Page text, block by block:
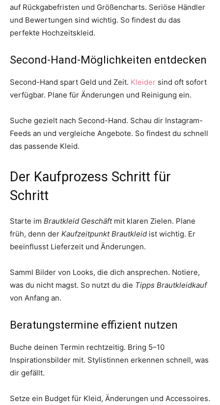
auf Rückgabefristen und Größencharts. Seriöse Händler
und Bewertungen sind wichtig. So findest du das
perfekte Hochzeitskleid.
Second-Hand-Möglichkeiten entdecken
Second-Hand spart Geld und Zeit. Kleider sind oft sofort
verfügbar. Plane für Änderungen und Reinigung ein.
Suche gezielt nach Second-Hand. Schau dir Instagram-
Feeds an und vergleiche Angebote. So findest du schnell
das passende Kleid.
Der Kaufprozess Schritt für
Schritt
Starte im Brautkleid Geschäftmit klaren Zielen. Plane
früh, denn der Kaufzeitpunkt Brautkleid ist wichtig. Er
beeinflusst Lieferzeit und Änderungen.
Samml Bilder von Looks, die dich ansprechen. Notiere,
was du nicht magst. So nutzt du die Tipps Brautkleidkauf
von Anfang an.
Beratungstermine effizient nutzen
Buche deinen Termin rechtzeitig. Bring 5–10
Inspirationsbilder mit. Stylistinnen erkennen schnell, was
dir gefällt.
Setze ein Budget für Kleid, Änderungen und Accessoires.